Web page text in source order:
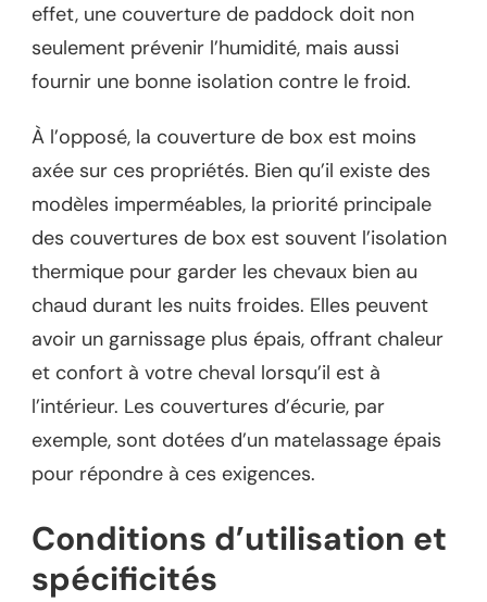
effet, une couverture de paddock doit non
seulement prévenir l’humidité, mais aussi
fournir une bonne isolation contre le froid.
À l’opposé, la couverture de box est moins
axée sur ces propriétés. Bien qu’il existe des
modèles imperméables, la priorité principale
des couvertures de box est souvent l’isolation
thermique pour garder les chevaux bien au
chaud durant les nuits froides. Elles peuvent
avoir un garnissage plus épais, offrant chaleur
et confort à votre cheval lorsqu’il est à
l’intérieur. Les couvertures d’écurie, par
exemple, sont dotées d’un matelassage épais
pour répondre à ces exigences.
Conditions d’utilisation et
spécificités